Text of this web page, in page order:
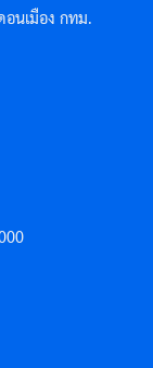
นเมือง กทม.